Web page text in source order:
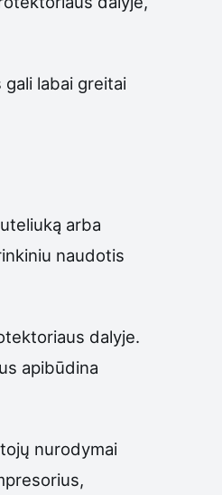
labai greitai
arba
naudotis
dalyje.
apibūdina
nurodymai